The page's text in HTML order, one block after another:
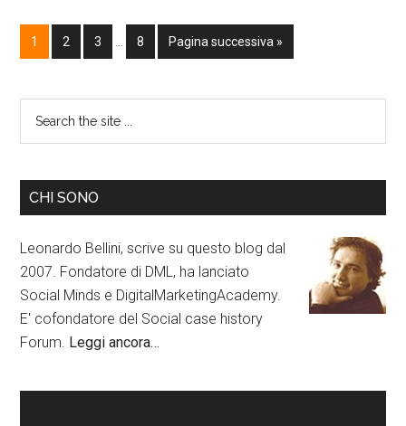
1 2 3 8 Pagina successiva »
CHI SONO
Leonardo Bellini, scrive su questo blog dal
2007. Fondatore di DML, ha lanciato
Social Minds e DigitalMarketingAcademy.
E' cofondatore del Social case history
Forum. Leggi ancora…